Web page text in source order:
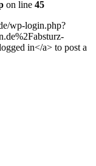
on line 45
wp-login.php?
in</a> to post a